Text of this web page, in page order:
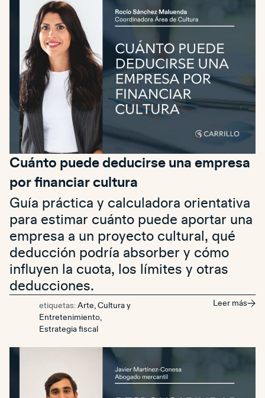
Cuánto puede deducirse una empresa
por financiar cultura
Guía práctica y calculadora orientativa
para estimar cuánto puede aportar una
empresa a un proyecto cultural, qué
deducción podría absorber y cómo
influyen la cuota, los límites y otras
deducciones.
etiquetas: Arte, Cultura y
Entretenimiento
Estrategia fiscal
Leer más